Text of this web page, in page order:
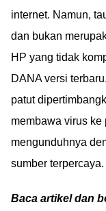
internet. Namun,
dan bukan
HP yang tidak
DANA versi
patut
membawa virus ke
mengunduhnya
sumber terpercaya.
Baca artikel dan